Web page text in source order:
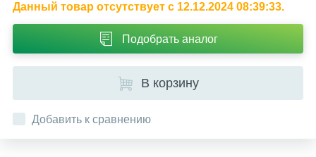
Данный товар отсутствует с 12.12.2024 08:39:33.
Подобрать аналог
В корзину
Добавить к сравнению